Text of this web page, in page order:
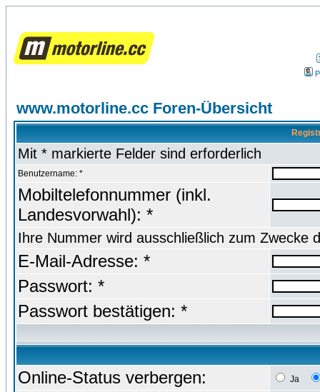
www.motorline.cc Foren-Übersicht
Mit * markierte Felder sind erforderlich
Benutzername: *
Mobiltelefonnummer (inkl.
Landesvorwahl): *
Ihre Nummer wird ausschließlich zum Zwecke
E-Mail-Adresse: *
Passwort: *
Passwort bestätigen: *
Online-Status verbergen: Ja